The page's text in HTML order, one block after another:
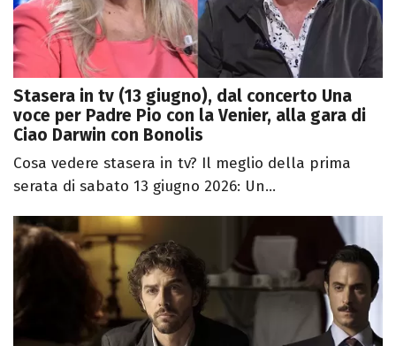
Stasera in tv (13 giugno), dal concerto Una
voce per Padre Pio con la Venier, alla gara di
Ciao Darwin con Bonolis
Cosa vedere stasera in tv? Il meglio della prima
serata di sabato 13 giugno 2026: Un...